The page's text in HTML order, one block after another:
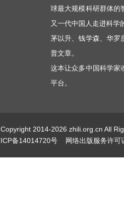
球最大规模科研群体的
又一代中国人走进科学
茅以升、钱学森、华罗
普文章。
这本让众多中国科学家
平台。
2014-2026 zhili.org.cn All
备14014720号
网络出版服务许可